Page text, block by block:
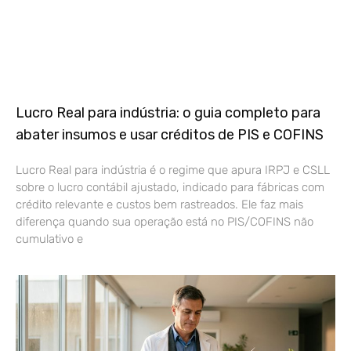
Lucro Real para indústria: o guia completo para
abater insumos e usar créditos de PIS e COFINS
Lucro Real para indústria é o regime que apura IRPJ e CSLL
sobre o lucro contábil ajustado, indicado para fábricas com
crédito relevante e custos bem rastreados. Ele faz mais
diferença quando sua operação está no PIS/COFINS não
cumulativo e